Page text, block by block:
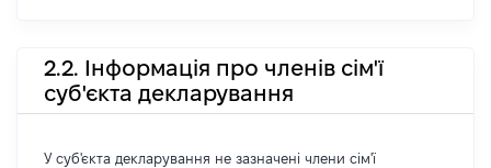
2.2. Інформація про членів сім'ї
суб'єкта декларування
У суб'єкта декларування не зазначені члени сім'ї